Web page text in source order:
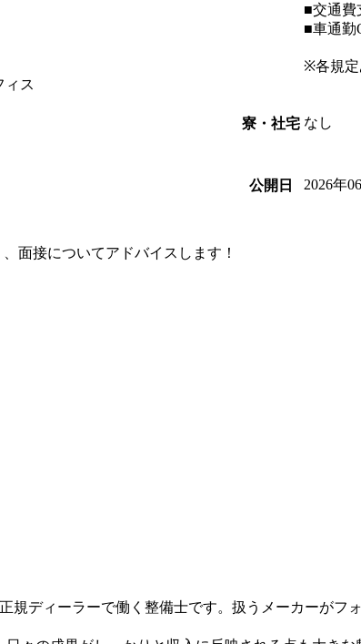
ィス
面接についてアドバイスします！
■交通費
■車通勤
※各規定
寮・社宅 なし
公開日 2026年
規ディーラーで働く整備士です。扱うメーカーが